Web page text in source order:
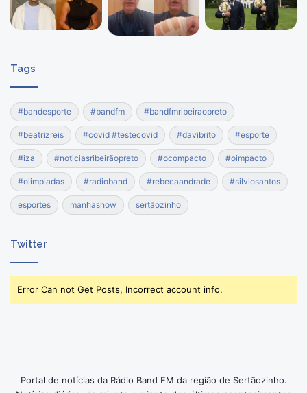
Tags
#bandesporte #bandfm #bandfmribeiraopreto
#beatrizreis #covid #testecovid #davibrito #esporte
#iza #noticiasribeirãopreto #ocompacto #oimpacto
#olimpiadas #radioband #rebecaandrade #silviosantos
esportes manhashow sertãozinho
Twitter
Error Can not Get Posts, Incorrect account info.
Portal de notícias da Rádio Band FM da região de Sertãozinho.